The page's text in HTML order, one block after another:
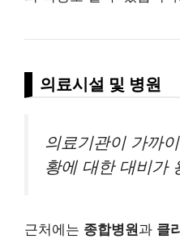
의료시설 및 병원
의료기관이 가까
황에 대한 대비가
근처에는 종합병원과 클